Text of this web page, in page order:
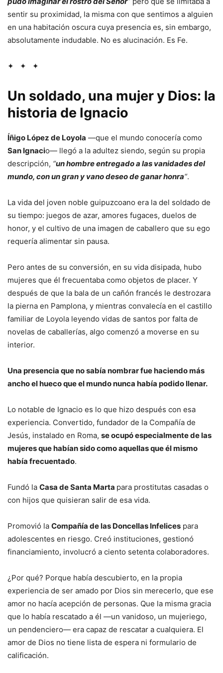
sentir su proximidad, la misma con que sentimos a alguien
en una habitación oscura cuya presencia es, sin embargo,
absolutamente indudable. No es alucinación. Es Fe.
✦ ✦ ✦
Un soldado, una mujer y Dios: la
historia de Ignacio
Íñigo López de Loyola —que el mundo conocería como
San Ignacio— llegó a la adultez siendo, según su propia
descripción, “un hombre entregado a las vanidades del
mundo, con un gran y vano deseo de ganar honra“.
La vida del joven noble guipuzcoano era la del soldado de
su tiempo: juegos de azar, amores fugaces, duelos de
honor, y el cultivo de una imagen de caballero que su ego
requería alimentar sin pausa.
Pero antes de su conversión, en su vida disipada, hubo
mujeres que él frecuentaba como objetos de placer. Y
después de que la bala de un cañón francés le destrozara
la pierna en Pamplona, y mientras convalecía en el castillo
familiar de Loyola leyendo vidas de santos por falta de
novelas de caballerías, algo comenzó a moverse en su
interior.
Una presencia que no sabía nombrar fue haciendo más
ancho el hueco que el mundo nunca había podido llenar.
Lo notable de Ignacio es lo que hizo después con esa
experiencia. Convertido, fundador de la Compañía de
Jesús, instalado en Roma, se ocupó especialmente de las
mujeres que habían sido como aquellas que él mismo
había frecuentado.
Fundó la Casa de Santa Marta para prostitutas casadas o
con hijos que quisieran salir de esa vida.
Promovió la Compañía de las Doncellas Infelices para
adolescentes en riesgo. Creó instituciones, gestionó
financiamiento, involucró a ciento setenta colaboradores.
¿Por qué? Porque había descubierto, en la propia
experiencia de ser amado por Dios sin merecerlo, que ese
amor no hacía acepción de personas. Que la misma gracia
que lo había rescatado a él —un vanidoso, un mujeriego,
un pendenciero— era capaz de rescatar a cualquiera. El
amor de Dios no tiene lista de espera ni formulario de
calificación.